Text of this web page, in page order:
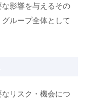
影響を与えるその
ループ全体として
リスク・機会につ